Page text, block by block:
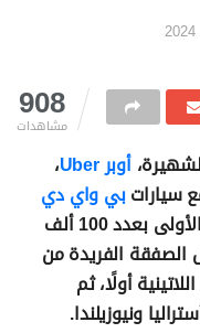
908
مشاهدات
أوبر Uber
،
سياراتبي واي دي
بعدد 100 ألف
الصفقة الفريدة من
أولًا، ثم
ونيوزيلندا.